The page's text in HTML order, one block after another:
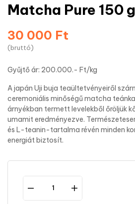
Matcha Pure 150 g
30 000 Ft
(bruttó)
Gyűjtő ár: 200.000.- Ft/kg
A japán Uji buja teaültetvényeiről
ceremoniális minőségű matcha
árnyékban termett levelekből őröljük
umamit eredményezve.
és L-teanin-tartalma révén minden
energiát biztosít.